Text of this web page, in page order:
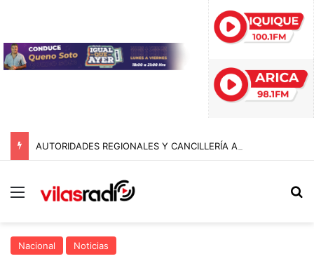
Menú
Nacional Noticias